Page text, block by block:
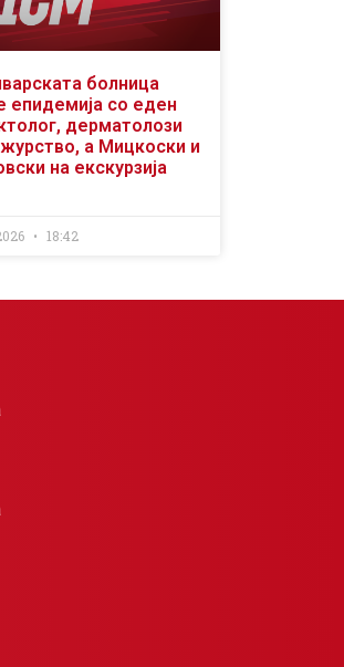
болница
епидемија со еден
дерматолози
а Мицкоски и
на екскурзија
18:42